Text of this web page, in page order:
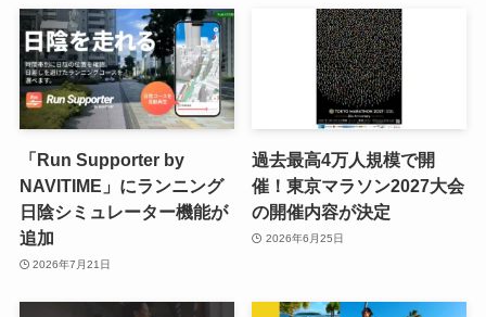
「Run Supporter by
NAVITIME」にランニング
日陰シミュレーター機能が
追加
2026年7月21日
過去最高4万人規模で開
催！東京マラソン2027大会
の開催内容が決定
2026年6月25日